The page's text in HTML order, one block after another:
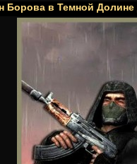
Борова в Темной